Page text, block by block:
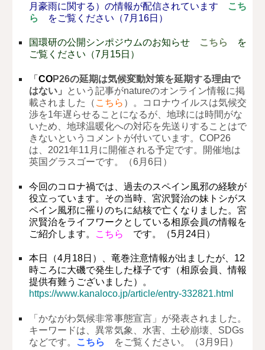
月豪雨に関する）の情報が配信されています こち
ら
をご覧ください（7月16日）
国環研の公開シンポジウムのお知らせ こちら
を
ご覧ください（7月15日）
「COP26の延期は気候変動対策を延期する理由で
はない」 という記事がnatureのオンライン情報に掲
載されました（ こちら ）。コロナウイルスは気候交
渉を1年遅らせることになるが、地球には時間がな
いため、地球温暖化への対応を先送りすることはで
きないというコメントが付いています。COP26
は、2021年11月に開催される予定です。開催地は
英国グラスゴーです。（6月6日）
今回のコロナ禍では、過去のスペイン風邪の経験が
役立っています。その当時、宮沢賢治の妹トシがス
ペイン風邪に罹りのちに結核で亡くなりました。宮
沢賢治をライフワークとしている相原会員の情報を
ご紹介します。 こちら です。（5月24日）
本日（4月18日）、竜巻注意情報が出ましたが、12
時ころに大磯で発生した様子です（相原会員、情報
提供有難うございました）。
https://www.kanaloco.jp/article/entry-332821.html
「かながわ気候非常事態宣言」が発表されました。
キーワードは、異常気象、水害、土砂崩壊、SDGs
などです。 こちら をご覧ください。（3月9日）